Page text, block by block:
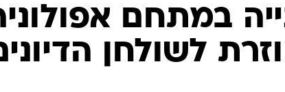
במתחם
לשולחן